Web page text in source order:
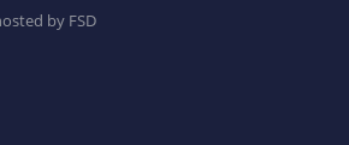
by FSD